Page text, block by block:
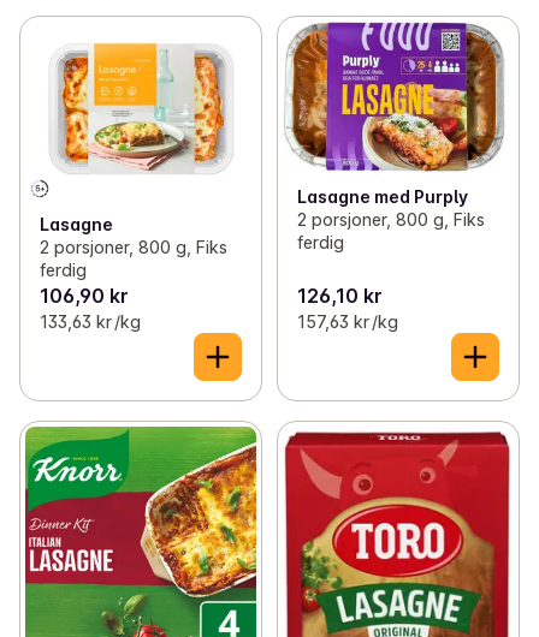
Lasagne
2 porsjoner, 800 g, Fiks
ferdig
106,90 kr
133,63 kr /kg
Lasagne med Purply
2 porsjoner, 800 g, Fiks
ferdig
126,10 kr
157,63 kr /kg